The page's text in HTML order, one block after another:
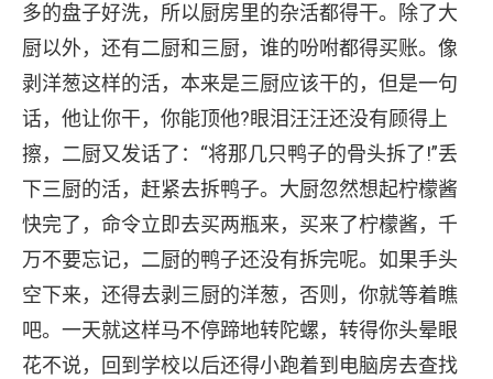
多的盘子好洗，所以厨房里的杂活都得干。除了大
厨以外，还有二厨和三厨，谁的吩咐都得买账。像
剥洋葱这样的活，本来是三厨应该干的，但是一句
话，他让你干，你能顶他?眼泪汪汪还没有顾得上
擦，二厨又发话了：“将那几只鸭子的骨头拆了!”丢
下三厨的活，赶紧去拆鸭子。大厨忽然想起柠檬酱
快完了，命令立即去买两瓶来，买来了柠檬酱，千
万不要忘记，二厨的鸭子还没有拆完呢。如果手头
空下来，还得去剥三厨的洋葱，否则，你就等着瞧
吧。一天就这样马不停蹄地转陀螺，转得你头晕眼
花不说，回到学校以后还得小跑着到电脑房去查找